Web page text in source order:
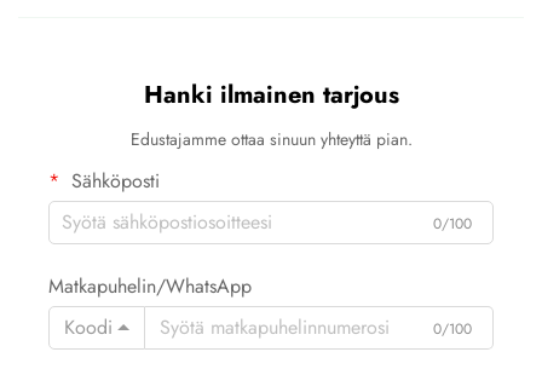
Hanki ilmainen tarjous
Edustajamme ottaa sinuun yhteyttä pian.
Sähköposti
0/100
Matkapuhelin/WhatsApp
Koodi
0/100